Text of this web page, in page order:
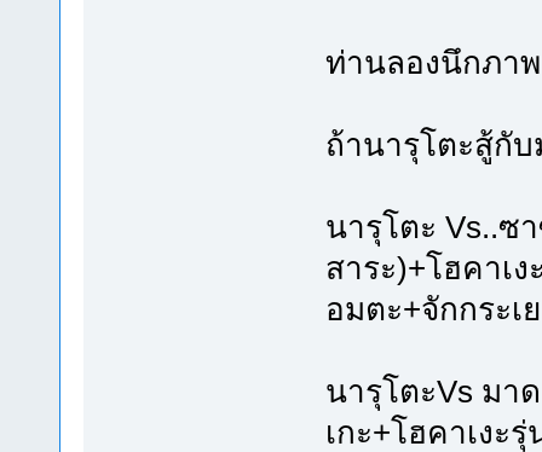
ท่านลองนึกภา
ถ้านารุโตะสู้กั
นารุโตะ Vs..ซ
สาระ)+โฮคาเ
อมตะ+จักกระเ
นารุโตะVs มา
เกะ+โฮคาเงะ